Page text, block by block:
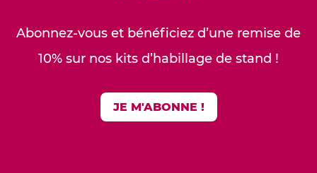
Abonnez-vous et bénéficiez d’une remise de
10% sur nos kits d’habillage de stand !
JE M'ABONNE !